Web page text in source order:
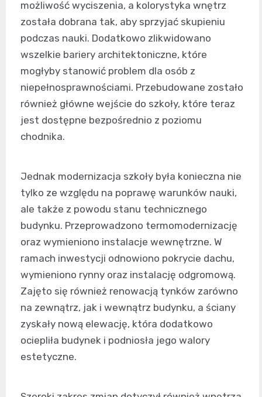
możliwość wyciszenia, a kolorystyka wnętrz
została dobrana tak, aby sprzyjać skupieniu
podczas nauki. Dodatkowo zlikwidowano
wszelkie bariery architektoniczne, które
mogłyby stanowić problem dla osób z
niepełnosprawnościami. Przebudowane zostało
również główne wejście do szkoły, które teraz
jest dostępne bezpośrednio z poziomu
chodnika.
Jednak modernizacja szkoły była konieczna nie
tylko ze względu na poprawę warunków nauki,
ale także z powodu stanu technicznego
budynku. Przeprowadzono termomodernizację
oraz wymieniono instalacje wewnętrzne. W
ramach inwestycji odnowiono pokrycie dachu,
wymieniono rynny oraz instalację odgromową.
Zajęto się również renowacją tynków zarówno
na zewnątrz, jak i wewnątrz budynku, a ściany
zyskały nową elewację, która dodatkowo
ociepliła budynek i podniosła jego walory
estetyczne.